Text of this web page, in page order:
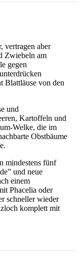
vertragen aber
Zwiebeln am
gegen
Blattläuse von den
und
Kartoffeln und
Welke, die im
Obstbäume
mindestens fünf
und neue
einem
Phacelia oder
schneller wieder
komplett mit